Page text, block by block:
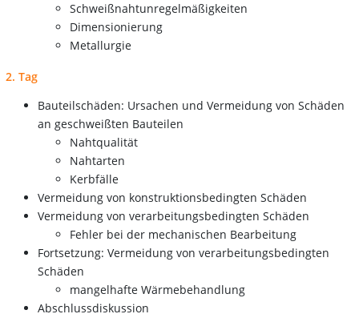
Schweißnahtunregelmäßigkeiten
Dimensionierung
Metallurgie
2. Tag
Bauteilschäden: Ursachen und Vermeidung von Schäden
an geschweißten Bauteilen
Nahtqualität
Nahtarten
Kerbfälle
Vermeidung von konstruktionsbedingten Schäden
Vermeidung von verarbeitungsbedingten Schäden
Fehler bei der mechanischen Bearbeitung
Fortsetzung: Vermeidung von verarbeitungsbedingten
Schäden
mangelhafte Wärmebehandlung
Abschlussdiskussion